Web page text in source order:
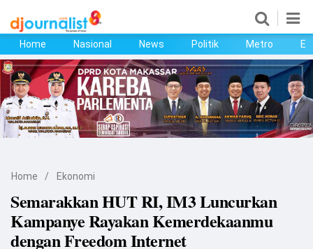
Home
Nasional
News
Ekonomi
Home Nasional News Politik Metro
Home / Ekonomi
Semarakkan HUT RI, IM3 Luncurkan
Kampanye Rayakan Kemerdekaanmu
dengan Freedom Internet